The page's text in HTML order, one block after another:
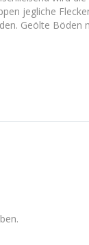
jegliche
Geölte